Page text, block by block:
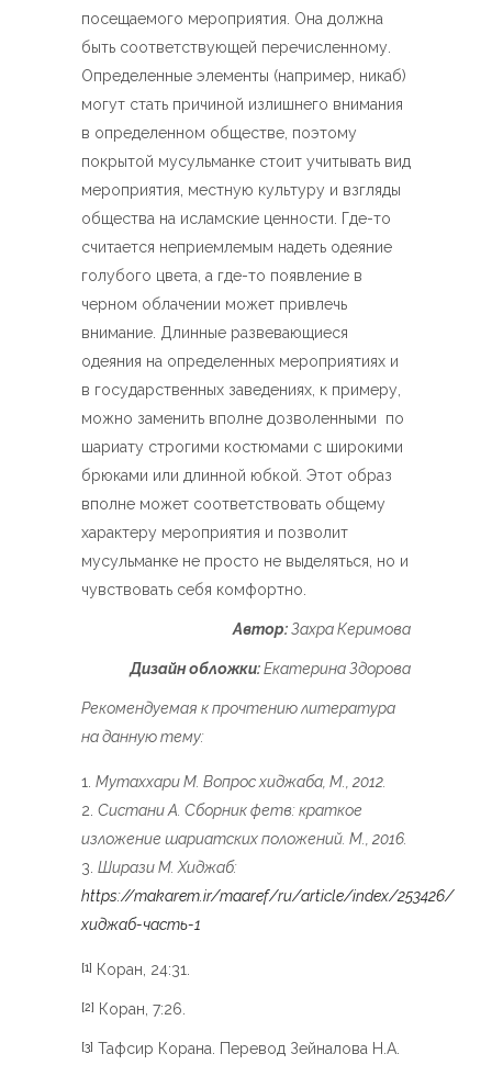
посещаемого мероприятия. Она должна
быть соответствующей перечисленному.
Определенные элементы (например, никаб)
могут стать причиной излишнего внимания
в определенном обществе, поэтому
покрытой мусульманке стоит учитывать вид
мероприятия, местную культуру и взгляды
общества на исламские ценности. Где-то
считается неприемлемым надеть одеяние
голубого цвета, а где-то появление в
черном облачении может привлечь
внимание. Длинные развевающиеся
одеяния на определенных мероприятиях и
в государственных заведениях, к примеру,
можно заменить вполне дозволенными по
шариату строгими костюмами с широкими
брюками или длинной юбкой. Этот образ
вполне может соответствовать общему
характеру мероприятия и позволит
мусульманке не просто не выделяться, но и
чувствовать себя комфортно.
Автор:Захра Керимова
Дизайн обложки:Екатерина Здорова
Рекомендуемая к прочтению литература
на данную тему:
Мутаххари М. Вопрос хиджаба, М., 2012.
Систани А. Сборник фетв: краткое
изложение шариатских положений. М., 2016.
Ширази М. Хиджаб:
https://makarem.ir/maaref/ru/article/index/253426/
хиджаб-часть-1
[1] Коран, 24:31.
[2] Коран, 7:26.
[3] Тафсир Корана. Перевод Зейналова Н.А.